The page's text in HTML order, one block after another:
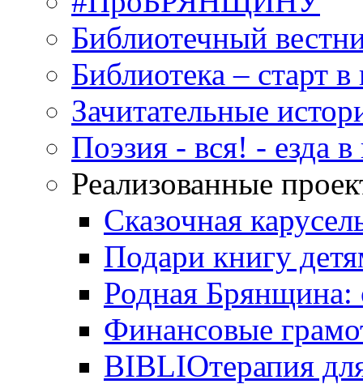
Библиотечный
Библиотека – старт
Зачитательные
Поэзия - вся! - езда в
Реализованные
Сказочная
Подари книгу
Родная Брянщина:
Финансовые
BIBLIOтерапия